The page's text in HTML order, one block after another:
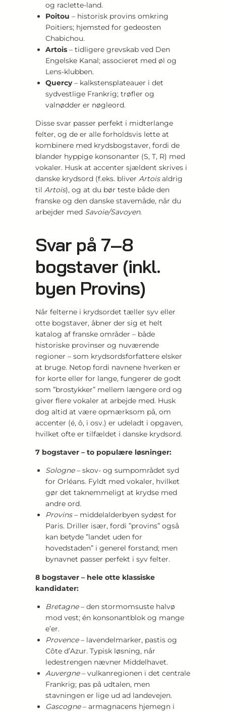
og raclette-land.
Poitou – historisk provins omkring
Poitiers; hjemsted for gedeosten
Chabichou.
Artois – tidligere grevskab ved Den
Engelske Kanal; associeret med øl og
Lens-klubben.
Quercy– kalkstensplateauer i det
sydvestlige Frankrig; trøfler og
valnødder er nøgleord.
Disse svar passer perfekt i midterlange
felter, og de er alle forholdsvis lette at
kombinere med krydsbogstaver, fordi de
blander hyppige konsonanter (S, T, R) med
vokaler. Husk at accenter sjældent skrives i
danske krydsord (f.eks. bliver Artoisaldrig
til Artoïs), og at du bør teste både den
franske og den danske stavemåde, når du
arbejder med Savoie/Savoyen.
Svar på 7–8
bogstaver (inkl.
byen Provins)
Når felterne i krydsordet tæller syv eller
otte bogstaver, åbner der sig et helt
katalog af franske områder – både
historiske provinser og nuværende
regioner – som krydsordsforfattere elsker
at bruge. Netop fordi navnene hverken er
for korte eller for lange, fungerer de godt
som ”brostykker” mellem længere ord og
giver flere vokaler at arbejde med. Husk
dog altid at være opmærksom på, om
accenter (é, ô, ï osv.) er udeladt i opgaven,
hvilket ofte er tilfældet i danske krydsord.
7 bogstaver – to populære løsninger:
Sologne– skov- og sumpområdet syd
for Orléans. Fyldt med vokaler, hvilket
gør det taknemmeligt at krydse med
andre ord.
Provins– middelalderbyen sydøst for
Paris. Driller især, fordi ”provins” også
kan betyde ”landet uden for
hovedstaden” i generel forstand; men
bynavnet passer perfekt i syv felter.
8 bogstaver – hele otte klassiske
kandidater:
Bretagne– den stormomsuste halvø
mod vest; én konsonantblok og mange
e’er.
Provence– lavendelmarker, pastis og
Côte d’Azur. Typisk løsning, når
ledestrengen nævner Middelhavet.
Auvergne– vulkanregionen i det centrale
Frankrig; pas på udtalen, men
stavningen er lige ud ad landevejen.
Gascogne– armagnacens hjemegn i